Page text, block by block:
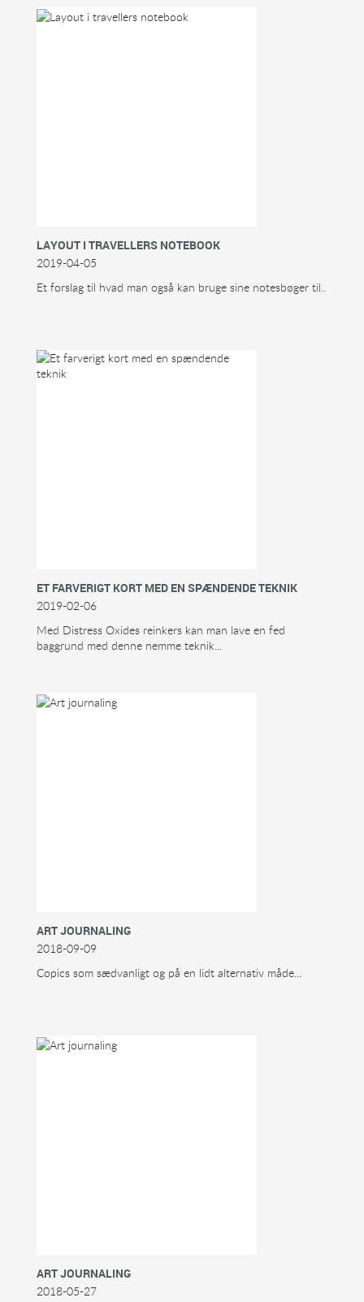
LAYOUT I TRAVELLERS NOTEBOOK
2019-04-05
Et forslag til hvad man også kan bruge sine notesbøger til..
ET FARVERIGT KORT MED EN SPÆNDENDE TEKNIK
2019-02-06
Med Distress Oxides reinkers kan man lave en fed
baggrund med denne nemme teknik...
ART JOURNALING
2018-09-09
Copics som sædvanligt og på en lidt alternativ måde...
ART JOURNALING
2018-05-27